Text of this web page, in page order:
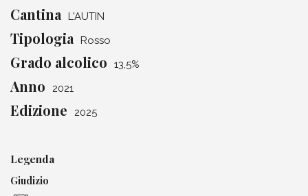
Cantina L'AUTIN
Tipologia Rosso
Grado alcolico 13,5%
Anno 2021
Edizione 2025
Legenda
Giudizio